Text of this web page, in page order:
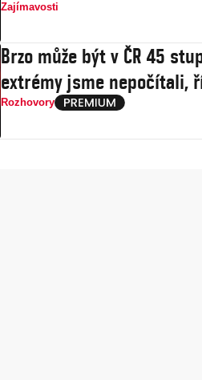
Zajímavosti
Brzo může být v ČR 45
extrémy jsme nepočítali,
Rozhovory